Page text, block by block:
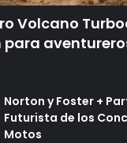
Volcano
para
Norton y Foster +
Futurista de los
Motos